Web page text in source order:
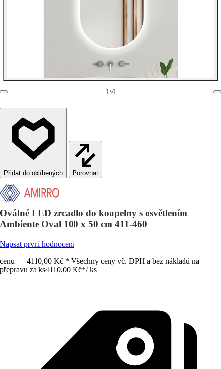
1/4
Porovnat
Oválné LED zrcadlo do koupelny s osvětlením
Ambiente Oval 100 x 50 cm 411-460
Napsat první hodnocení
cenu — 4110,00 Kč * Všechny ceny vč. DPH a bez nákladů na
přepravu za ks4110,00 Kč*/ ks